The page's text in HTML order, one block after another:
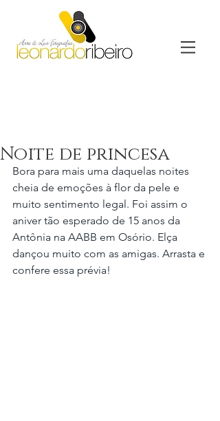
Noite de princesa
Bora para mais uma daquelas noites
cheia de emoções à flor da pele e
muito sentimento legal. Foi assim o
aniver tão esperado de 15 anos da
Antônia na AABB em Osório. Elça
dançou muito com as amigas. Arrasta e
confere essa prévia!